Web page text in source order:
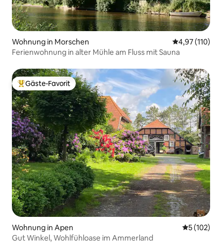
Wohnung in Morschen
4,97 (110)
Ferienwohnung in alter Mühle am Fluss mit Sauna
Beliebter Gäste-Favorit.
Gäste-Favorit
Wohnung in Apen
5 (102)
Gut Winkel, Wohlfühloase im Ammerland